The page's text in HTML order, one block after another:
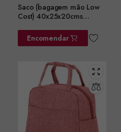
Saco (bagagem mão Low
Cost) 40x25x20cms
Encomendar